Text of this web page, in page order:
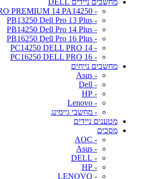
מחשבים ניידים DELL
- DELL PRO PREMIUM 14 PA14250
- PB13250 Dell Pro 13 Plus
- PB14250 Dell Pro 14 Plus
- PB16250 Dell Pro 16 Plus
- PC14250 DELL PRO 14
- PC16250 DELL PRO 16
מחשבים נייחים
- Asus
- Dell
- HP
- Lenovo
- מחשבי גיימינג
מטענים ניידים
מסכים
- AOC
- Asus
- DELL
- HP
- LENOVO